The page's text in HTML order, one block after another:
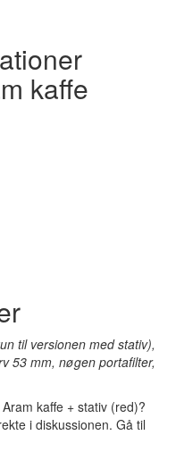
til versionen med stativ),
53 mm, nøgen portafilter,
kaffe + stativ (red)?
i diskussionen. Gå til